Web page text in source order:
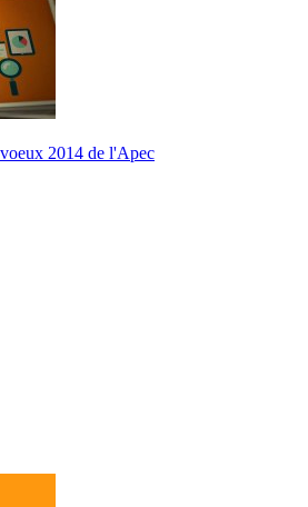
2014 de l'Apec